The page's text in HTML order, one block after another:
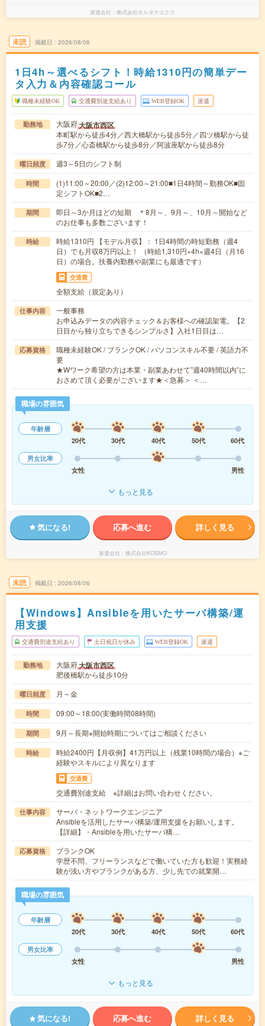
派遣会社 株式会社オルタナエクス
未読 掲載日 2026/08/06
1日4h～選べるシフト！時給1310円の簡単デー
タ入力＆内容確認コール
職種未経験OK 交通費別途支給あり WEB登録OK 派遣
勤務地 大阪府大阪市西区
本町駅から徒歩4分／西大橋駅から徒歩5分／四ツ橋駅から徒
歩7分／心斎橋駅から徒歩8分／阿波座駅から徒歩8分
曜日頻度 週3～5日のシフト制
時間
(1)11:00～20:00／(2)12:00～21:00■1日4時間～勤務OK■固
定シフトOK■2…
期間
即日～3か月ほどの短期 ＊8月～、9月～、10月～開始など
のお仕事も多数ございます！
時給
時給1310円 【モデル月収】： 1日4時間の時短勤務（週4
日）でも月収8万円以上！ （時給1,310円×4h×週4日（月16
日）の場合。扶養内勤務や副業にも最適です）
交通費
全額支給（規定あり）
仕事内容
一般事務
お申込みデータの内容チェック＆お客様への確認架電。【2
日目から独り立ちできるシンプルさ】入社1日目は…
応募資格
職種未経験OK / ブランクOK / パソコンスキル不要 / 英語力不
要
★Wワーク希望の方は本業・副業あわせて”週40時間以内”に
おさめて頂く必要がございます★＜急募＞ ＜…
職場の雰囲気
年齢層
20代
30代 40代 50代
60代
男女比率
女性
男性
もっと見る
気になる! 応募へ進む 詳しく見る
派遣会社 株式会社KOSMO
未読 掲載日 2026/08/06
【Windows】Ansibleを用いたサーバ構築/運
用支援
交通費別途支給あり 土日祝日が休み WEB登録OK 派遣
勤務地 大阪府大阪市西区
肥後橋駅から徒歩10分
曜日頻度 月～金
時間 09:00～18:00(実働時間08時間)
期間 9月～長期※開始時期についてはご相談ください
時給
時給2400円【月収例】41万円以上（残業10時間の場合）※ご
経験やスキルにより異なります
交通費
交通費別途支給 ※詳細はお問い合わせください。
仕事内容
サーバ・ネットワークエンジニア
Ansibleを活用したサーバ構築/運用支援をお願いします。
【詳細】・Ansibleを用いたサーバ構…
応募資格
ブランクOK
学歴不問、フリーランスなどで働いていた方も歓迎！実務経
験が浅い方やブランクがある方、少し先での就業開…
職場の雰囲気
年齢層
20代
30代 40代 50代
60代
男女比率
女性
男性
もっと見る
気になる! 応募へ進む 詳しく見る